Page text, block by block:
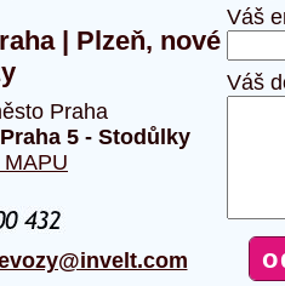
| Plzeň, nové
Praha
5 - Stodůlky
Váš
Váš